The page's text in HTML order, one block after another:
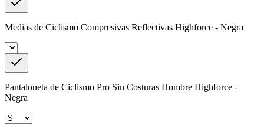
Medias de Ciclismo Compresivas Reflectivas Highforce - Negra
Pantaloneta de Ciclismo Pro Sin Costuras Hombre Highforce -
Negra